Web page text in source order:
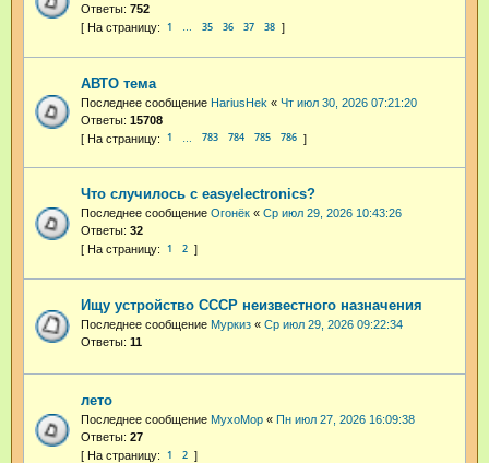
Ответы: 752
1 … 35 36 37 38
АВТО тема
Последнее сообщение HariusHek « Чт июл 30, 2026 07:21:20
Ответы: 15708
1 783 784 785 786
Что случилось с easyelectronics?
Последнее сообщение Огонёк « Ср июл 29, 2026 10:43:26
Ответы: 32
1 2
Ищу устройство СССР неизвестного назначения
Последнее сообщение Муркиз « Ср июл 29, 2026 09:22:34
Ответы: 11
лето
Последнее сообщение MyxoMop « Пн июл 27, 2026 16:09:38
Ответы: 27
1 2